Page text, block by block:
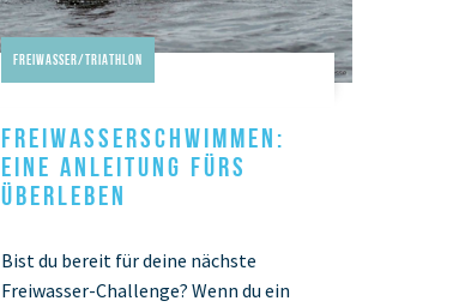
Freiwasser/Triathlon
FREIWASSERSCHWIMMEN:
EINE ANLEITUNG FÜRS
ÜBERLEBEN
Bist du bereit für deine nächste
Freiwasser-Challenge? Wenn du ein